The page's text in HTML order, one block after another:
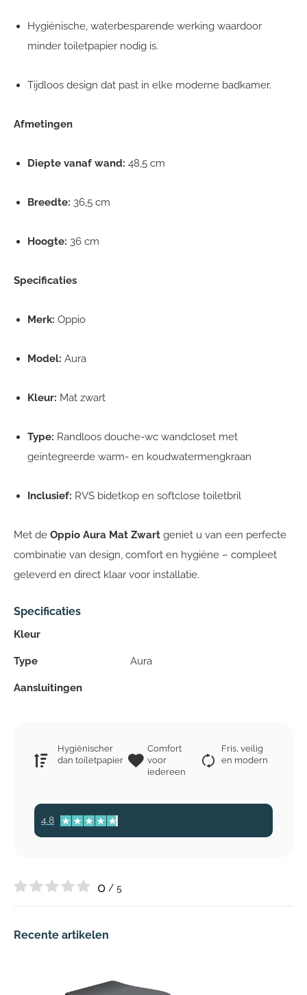
Hygiënische, waterbesparende werking waardoor
minder toiletpapier nodig is.
Tijdloos design dat past in elke moderne badkamer.
Afmetingen
Diepte vanaf wand: 48,5 cm
Breedte: 36,5 cm
Hoogte: 36 cm
Specificaties
Merk: Oppio
Model: Aura
Kleur: Mat zwart
Type: Randloos douche-wc wandcloset met
geïntegreerde warm- en koudwatermengkraan
Inclusief: RVS bidetkop en softclose toiletbril
Met de Oppio Aura Mat Zwart geniet u van een perfecte
combinatie van design, comfort en hygiëne – compleet
geleverd en direct klaar voor installatie.
Specificaties
Kleur
Type Aura
Aansluitingen
Hygiënischer
dan toiletpapier
Comfort
voor
iedereen
Fris, veilig
en modern
4.8
0 / 5
Recente artikelen